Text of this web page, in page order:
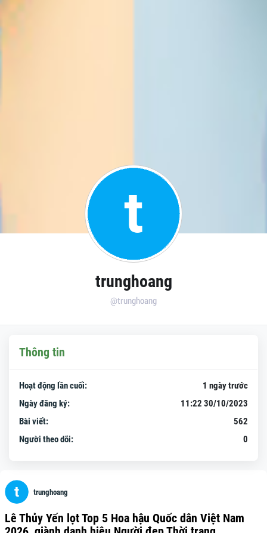
trunghoang
@trunghoang
trunghoang
Lê Thủy Yến lọt Top 5 Hoa hậu Quốc dân Việt Nam
Thông tin
Hoạt động lần cuối:
1 ngày trước
Ngày đăng ký:
11:22 30/10/2023
Bài viết:
562
Người theo dõi:
0